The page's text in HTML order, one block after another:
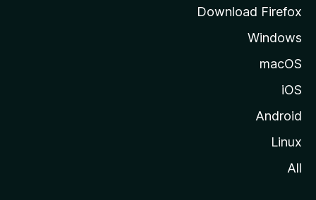
Download Firefox
Windows
macOS
iOS
Android
Linux
All